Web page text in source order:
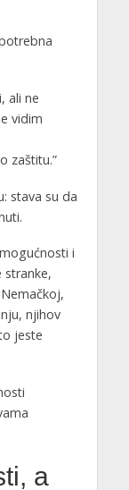
ali ne
vidim
zaštitu.”
stava su da
i
stranke,
njihov
jeste
a